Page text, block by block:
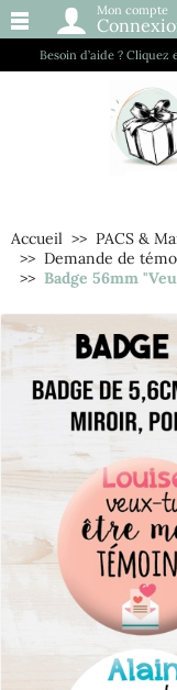
Besoin d’aide ?
Mon compte
Accueil
PACS &
Demande de
Badge 56mm